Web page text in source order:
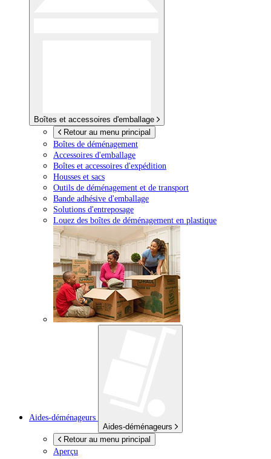
Boîtes et accessoires d'emballage
Retour au menu principal
Boîtes de déménagement
Accessoires d'emballage
Boîtes et accessoires d'expédition
Housses et sacs
Outils de déménagement et de transport
Bande adhésive d'emballage
Solutions d'entreposage
Louez des boîtes de déménagement en plastique
Aides-déménageurs
Aides-déménageurs
Retour au menu principal
Aperçu